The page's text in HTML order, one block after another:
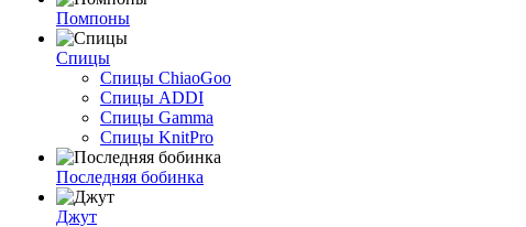
Помпоны
Спицы
Спицы ChiaoGoo
Спицы ADDI
Спицы Gamma
Спицы KnitPro
Последняя бобинка
Джут